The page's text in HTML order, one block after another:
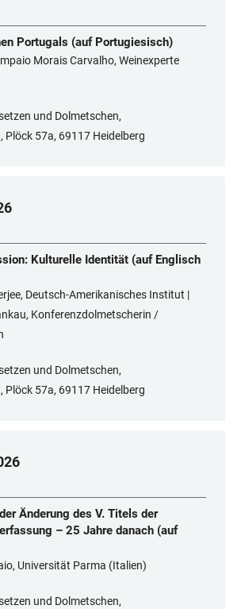
Portugals (auf Portugiesisch)
Morais Carvalho, Weinexperte
und Dolmetschen,
Plöck 57a, 69117 Heidelberg
Kulturelle Identität (auf Englisch
Deutsch-Amerikanisches Institut |
Konferenzdolmetscherin /
und Dolmetschen,
Plöck 57a, 69117 Heidelberg
Änderung des V. Titels der
– 25 Jahre danach (auf
Universität Parma (Italien)
und Dolmetschen,